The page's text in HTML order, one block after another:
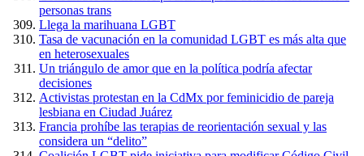
personas trans
Llega la marihuana LGBT
Tasa de vacunación en la comunidad LGBT es más alta que
en heterosexuales
Un triángulo de amor que en la política podría afectar
decisiones
Activistas protestan en la CdMx por feminicidio de pareja
lesbiana en Ciudad Juárez
Francia prohíbe las terapias de reorientación sexual y las
considera un “delito”